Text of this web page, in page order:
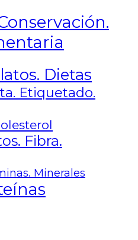
Dietas
Etiquetado.
Fibra.
Minerales